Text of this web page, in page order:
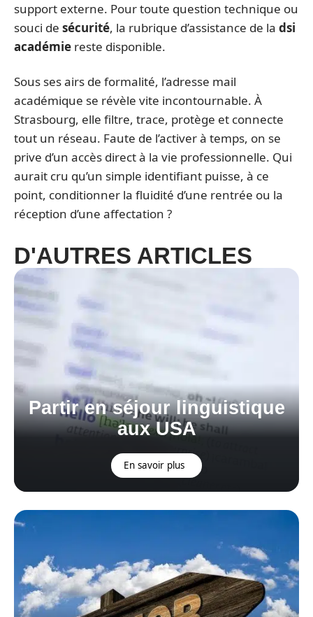
support externe. Pour toute question technique ou
souci de sécurité, la rubrique d’assistance de la dsi
académie reste disponible.
Sous ses airs de formalité, l’adresse mail
académique se révèle vite incontournable. À
Strasbourg, elle filtre, trace, protège et connecte
tout un réseau. Faute de l’activer à temps, on se
prive d’un accès direct à la vie professionnelle. Qui
aurait cru qu’un simple identifiant puisse, à ce
point, conditionner la fluidité d’une rentrée ou la
réception d’une affectation ?
D'AUTRES ARTICLES
Partir en séjour linguistique
aux USA
En savoir plus